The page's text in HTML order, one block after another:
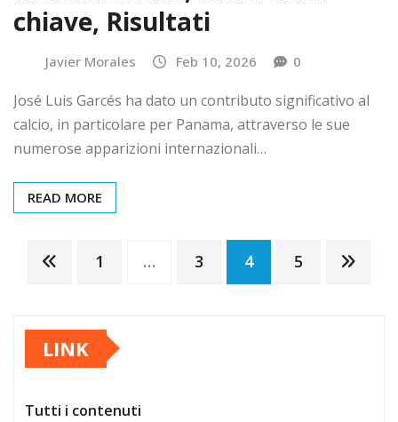
chiave, Risultati
Javier Morales Feb 10, 2026 0
José Luis Garcés ha dato un contributo significativo al
calcio, in particolare per Panama, attraverso le sue
numerose apparizioni internazionali…
READ MORE
Posts
pagination
1 … 3 4 5
LINK
Tutti i contenuti